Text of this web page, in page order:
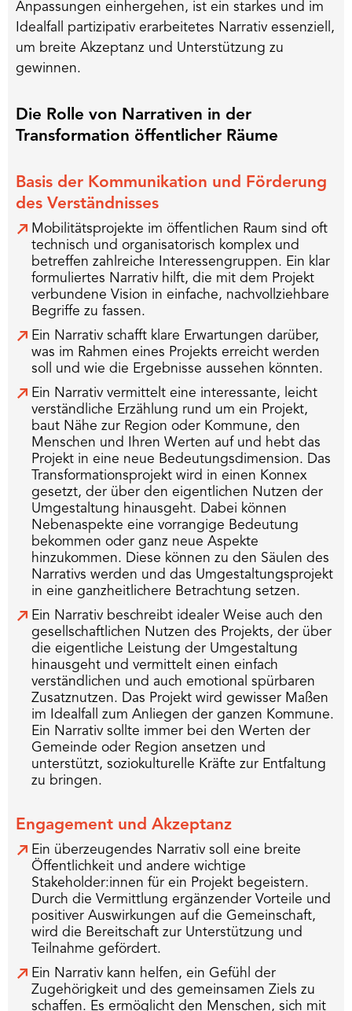
Anpassungen einhergehen, ist ein starkes und im
Idealfall partizipativ erarbeitetes Narrativ essenziell,
um breite Akzeptanz und Unterstützung zu
gewinnen.
Die Rolle von Narrativen in der
Transformation öffentlicher Räume
Basis der Kommunikation und Förderung
des Verständnisses
Mobilitätsprojekte im öffentlichen Raum sind oft
technisch und organisatorisch komplex und
betreffen zahlreiche Interessengruppen. Ein klar
formuliertes Narrativ hilft, die mit dem Projekt
verbundene Vision in einfache, nachvollziehbare
Begriffe zu fassen.
Ein Narrativ schafft klare Erwartungen darüber,
was im Rahmen eines Projekts erreicht werden
soll und wie die Ergebnisse aussehen könnten.
Ein Narrativ vermittelt eine interessante, leicht
verständliche Erzählung rund um ein Projekt,
baut Nähe zur Region oder Kommune, den
Menschen und Ihren Werten auf und hebt das
Projekt in eine neue Bedeutungsdimension. Das
Transformationsprojekt wird in einen Konnex
gesetzt, der über den eigentlichen Nutzen der
Umgestaltung hinausgeht. Dabei können
Nebenaspekte eine vorrangige Bedeutung
bekommen oder ganz neue Aspekte
hinzukommen. Diese können zu den Säulen des
Narrativs werden und das Umgestaltungsprojekt
in eine ganzheitlichere Betrachtung setzen.
Ein Narrativ beschreibt idealer Weise auch den
gesellschaftlichen Nutzen des Projekts, der über
die eigentliche Leistung der Umgestaltung
hinausgeht und vermittelt einen einfach
verständlichen und auch emotional spürbaren
Zusatznutzen. Das Projekt wird gewisser Maßen
im Idealfall zum Anliegen der ganzen Kommune.
Ein Narrativ sollte immer bei den Werten der
Gemeinde oder Region ansetzen und
unterstützt, soziokulturelle Kräfte zur Entfaltung
zu bringen.
Engagement und Akzeptanz
Ein überzeugendes Narrativ soll eine breite
Öffentlichkeit und andere wichtige
Stakeholder:innen für ein Projekt begeistern.
Durch die Vermittlung ergänzender Vorteile und
positiver Auswirkungen auf die Gemeinschaft,
wird die Bereitschaft zur Unterstützung und
Teilnahme gefördert.
Ein Narrativ kann helfen, ein Gefühl der
Zugehörigkeit und des gemeinsamen Ziels zu
schaffen. Es ermöglicht den Menschen, sich mit